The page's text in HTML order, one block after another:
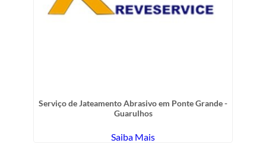
Serviço de Jateamento Abrasivo em Ponte Grande -
Guarulhos
Saiba Mais